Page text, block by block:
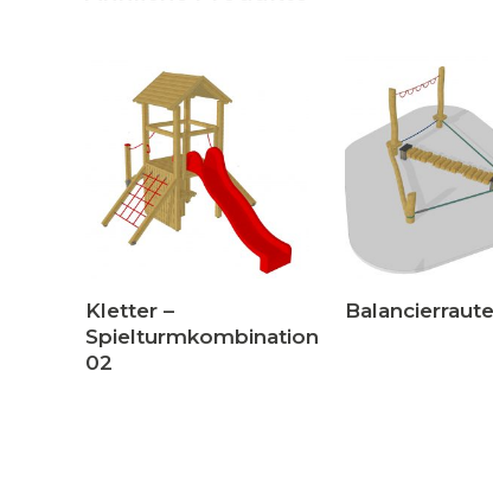
Kletter –
Spielturmkombination
02
Balancierraute